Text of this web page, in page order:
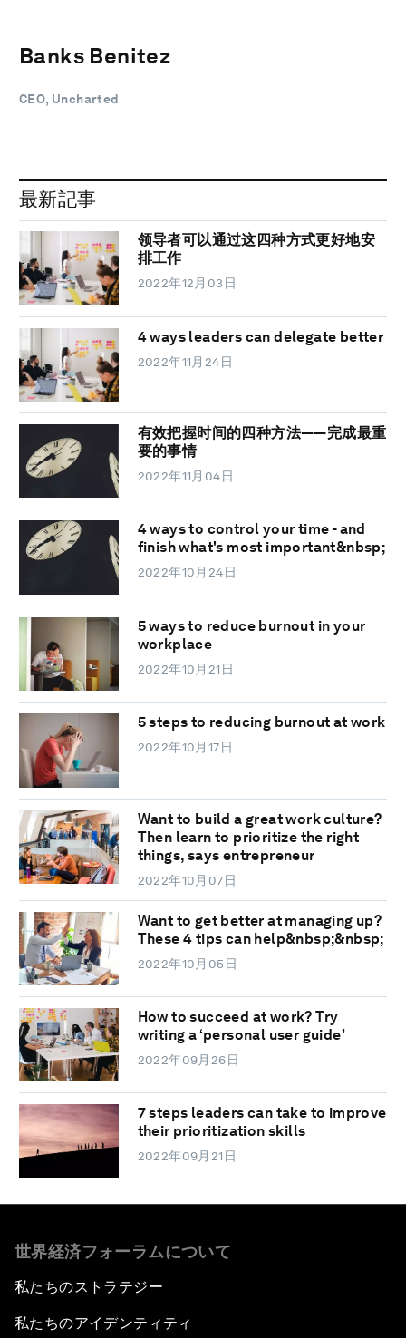
Banks Benitez
CEO, Uncharted
最新記事
领导者可以通过这四种方式更好地安
排工作
2022年12月03日
4 ways leaders can delegate better
2022年11月24日
有效把握时间的四种方法——完成最重
要的事情
2022年11月04日
4 ways to control your time - and
finish what's most important&nbsp;
2022年10月24日
5 ways to reduce burnout in your
workplace
2022年10月21日
5 steps to reducing burnout at work
2022年10月17日
Want to build a great work culture?
Then learn to prioritize the right
things, says entrepreneur
2022年10月07日
Want to get better at managing up?
These 4 tips can help&nbsp;&nbsp;
2022年10月05日
How to succeed at work? Try
writing a ‘personal user guide’
2022年09月26日
7 steps leaders can take to improve
their prioritization skills
2022年09月21日
世界経済フォーラムについて
私たちのストラテジー
私たちのアイデンティティ